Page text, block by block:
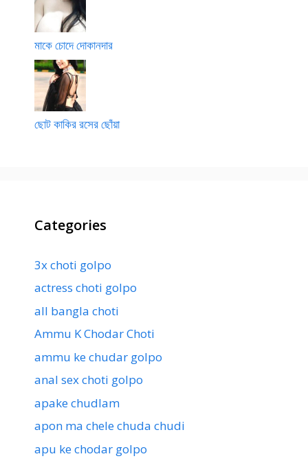
মাকে চোদে দোকানদার
ছোট কাকির রসের ছোঁয়া
Categories
3x choti golpo
actress choti golpo
all bangla choti
Ammu K Chodar Choti
ammu ke chudar golpo
anal sex choti golpo
apake chudlam
apon ma chele chuda chudi
apu ke chodar golpo